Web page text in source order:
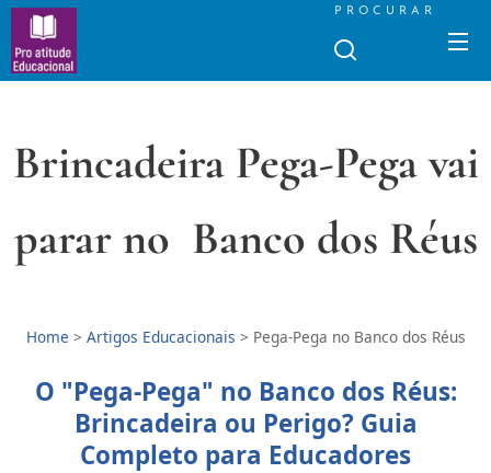
PROCURAR
Brincadeira Pega-Pega vai
parar no Banco dos Réus
Home > Artigos Educacionais > Pega-Pega no Banco dos Réus
O "Pega-Pega" no Banco dos Réus:
Brincadeira ou Perigo? Guia
Completo para Educadores